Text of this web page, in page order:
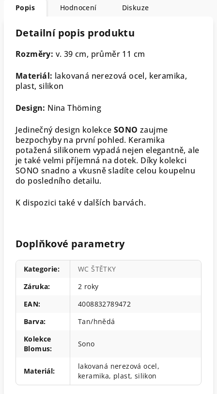
Popis Hodnocení Diskuze
Detailní popis produktu
Rozměry: v. 39 cm, průměr 11 cm
Materiál: lakovaná nerezová ocel, keramika,
plast, silikon
Design: Nina Thöming
Jedinečný design kolekce SONO zaujme
bezpochyby na první pohled. Keramika
potažená silikonem vypadá nejen elegantně, ale
je také velmi příjemná na dotek. Díky kolekci
SONO snadno a vkusně sladíte celou koupelnu
do posledního detailu.
K dispozici také v dalších barvách.
Doplňkové parametry
Kategorie:
WC ŠTĚTKY
Záruka:
2 roky
EAN:
4008832789472
Barva:
Tan/hnědá
Kolekce
Blomus:
Sono
Materiál:
lakovaná nerezová ocel,
keramika, plast, silikon